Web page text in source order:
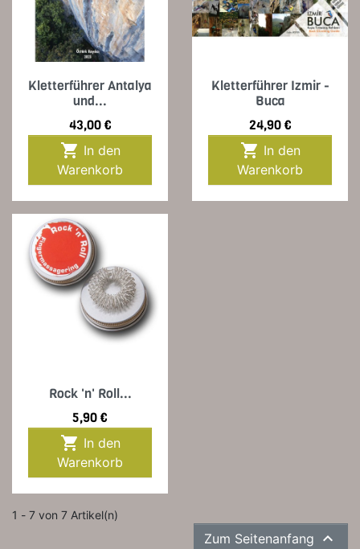
Kletterführer Antalya
und...
Preis
43,00 €

Warenkorb
Kletterführer Izmir -
Buca
Preis
24,90 €

Warenkorb
Rock 'n' Roll...
Preis
5,90 €

Warenkorb
1 - 7 von 7 Artikel(n)
Zum Seitenanfang 